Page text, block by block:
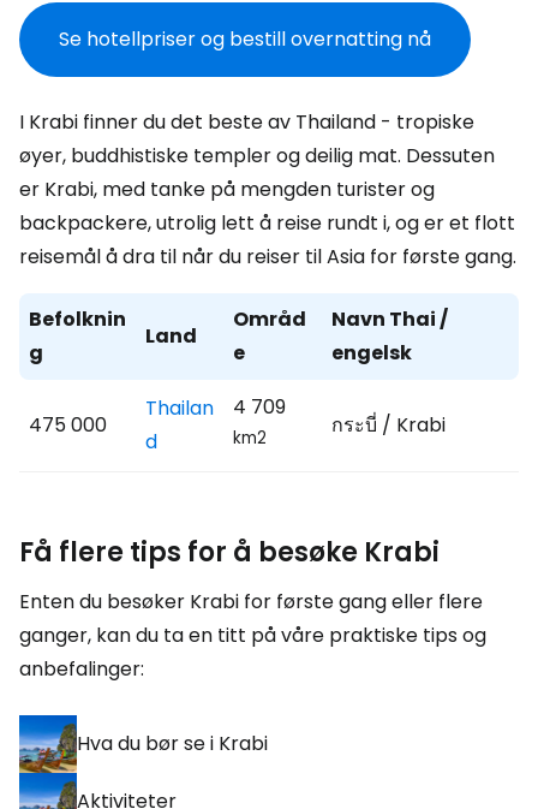
Se hotellpriser og bestill overnatting nå
I Krabi finner du det beste av Thailand - tropiske
øyer, buddhistiske templer og deilig mat. Dessuten
er Krabi, med tanke på mengden turister og
backpackere, utrolig lett å reise rundt i, og er et flott
reisemål å dra til når du reiser til Asia for første gang.
Befolknin
g
Land
Områd
e
Navn Thai /
engelsk
475 000
Thailan
d
4 709
km2 กระบี่ / Krabi
Få flere tips for å besøke Krabi
Enten du besøker Krabi for første gang eller flere
ganger, kan du ta en titt på våre praktiske tips og
anbefalinger:
Hva du bør se i Krabi
Aktiviteter